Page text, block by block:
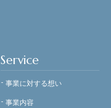
Service
事業に対する想い
事業内容